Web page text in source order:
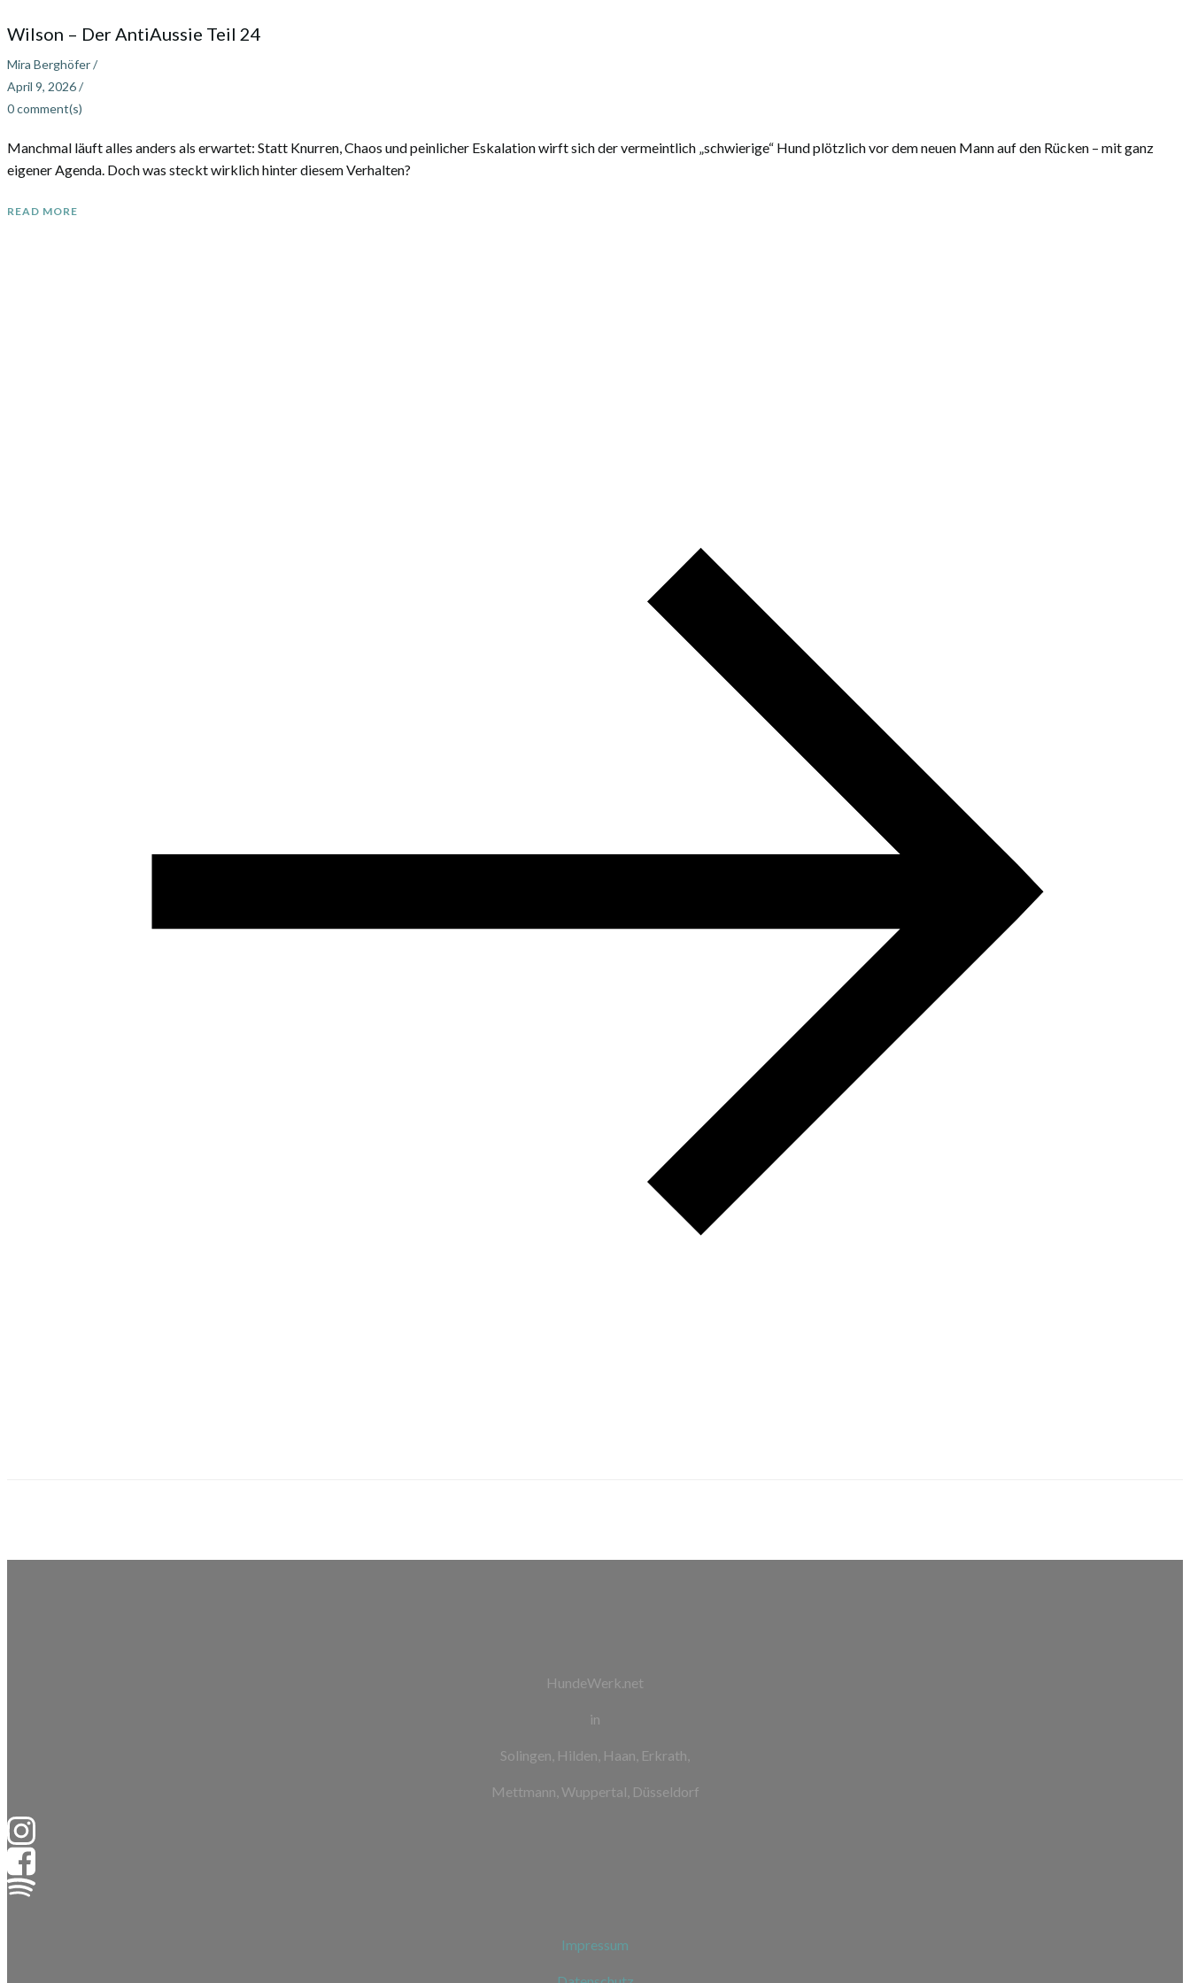
Wilson – Der AntiAussie Teil 24
Mira Berghöfer/
April 9, 2026/
0comment(s)
Manchmal läuft alles anders als erwartet: Statt Knurren, Chaos und peinlicher Eskalation wirft sich der vermeintlich „schwierige“ Hund plötzlich vor dem neuen Mann auf den Rücken – mit ganz
eigener Agenda. Doch was steckt wirklich hinter diesem Verhalten?
READ MORE
HundeWerk.net
in
Solingen, Hilden, Haan, Erkrath,
Mettmann, Wuppertal, Düsseldorf
Impressum